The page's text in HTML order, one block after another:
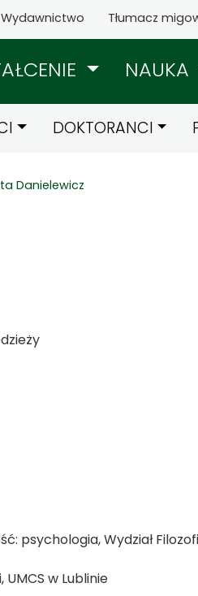
Wydawnictwo Tłumacz
NAUKA
DOKTORANCI
Danielewicz
psychologia, Wydział
w Lublinie